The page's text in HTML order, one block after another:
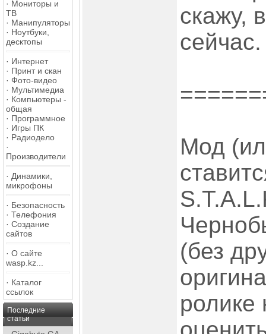
· Мониторы и
ТВ
· Манипуляторы
· Ноутбуки,
десктопы
· Интернет
· Принт и скан
· Фото-видео
· Мультимедиа
· Компьютеры -
общая
· Программное
· Игры ПК
· Радиодело
·
Производители
· Динамики,
микрофоны
· Безопасность
· Телефония
· Создание
сайтов
· О сайте
wasp.kz...
· Каталог
ссылок
Последние
статьи
скажу,
сейчас.
Мод
(без